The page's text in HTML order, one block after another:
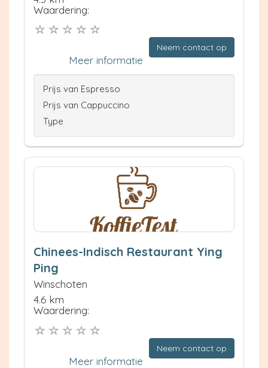
Waardering:
Neem contact op
Meer informatie
Prijs van Espresso
Prijs van Cappuccino
Type
Chinees-Indisch Restaurant Ying
Ping
Winschoten
4.6 km
Waardering:
Neem contact op
Meer informatie